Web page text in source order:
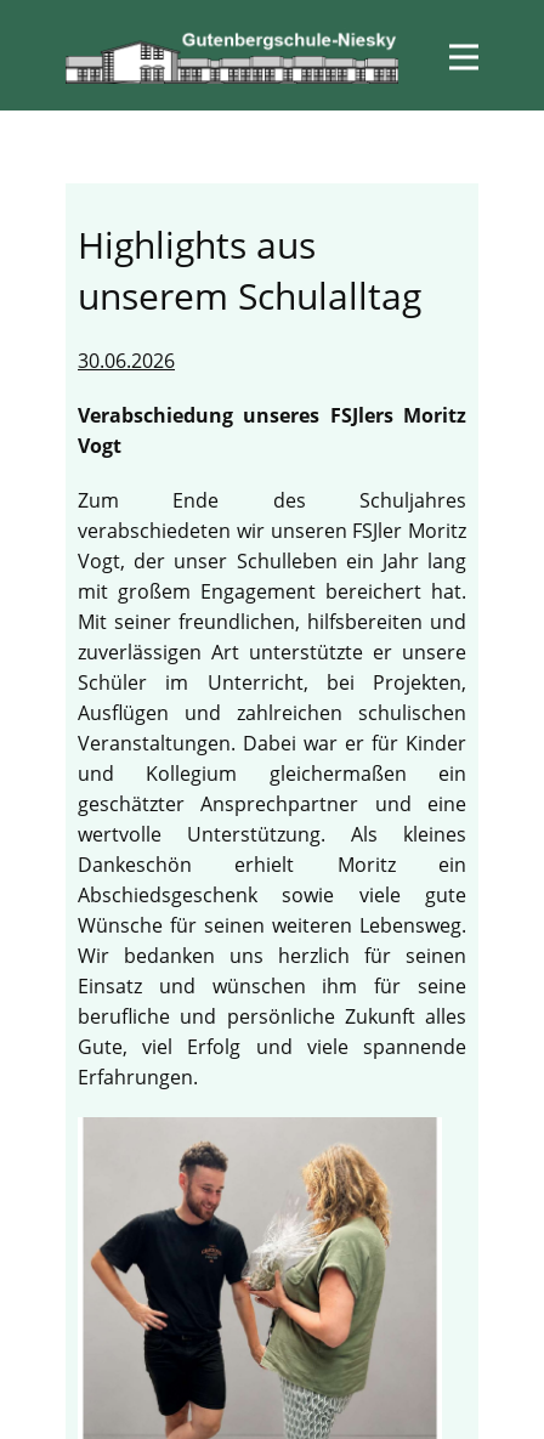
Highlights aus
unserem Schulalltag
30.06.2026
Verabschiedung unseres FSJlers Moritz
Vogt
Zum Ende des Schuljahres
verabschiedeten wir unseren FSJler Moritz
Vogt, der unser Schulleben ein Jahr lang
mit großem Engagement bereichert hat.
Mit seiner freundlichen, hilfsbereiten und
zuverlässigen Art unterstützte er unsere
Schüler im Unterricht, bei Projekten,
Ausflügen und zahlreichen schulischen
Veranstaltungen. Dabei war er für Kinder
und Kollegium gleichermaßen ein
geschätzter Ansprechpartner und eine
wertvolle Unterstützung. Als kleines
Dankeschön erhielt Moritz ein
Abschiedsgeschenk sowie viele gute
Wünsche für seinen weiteren Lebensweg.
Wir bedanken uns herzlich für seinen
Einsatz und wünschen ihm für seine
berufliche und persönliche Zukunft alles
Gute, viel Erfolg und viele spannende
Erfahrungen.